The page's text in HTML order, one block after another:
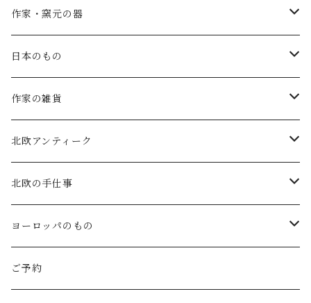
SALE
atelier naruse
atelier naruse (ﾌｫｰﾏﾙ)
MAGALI
Gauze#
ROBE de PEAU
LABORATORY
作家・窯元の器
矢島操(器)
小鹿田焼の器
中川紀夫(器)
斉藤幸代（器）
icura(木工）
でく工房(ガラス)
日本のもの
コーヒーの道具
鳥越の竹細工(岩手)
わら細工たくぼ(宮崎)
南部鉄器(岩手)
佐渡の釜敷(新潟)
作家の雑貨
habotan
幸生窯
kitona(木製ﾌﾞﾛｰﾁ)
edge(革ﾌﾞﾛｰﾁ)
北欧アンティーク
ARABIA・iittala
グラスウェア
Kronjyden/B&G
北欧の手仕事
白樺の雑貨
白樺のオーナメント
ヨーロッパのもの
スウェーデン
ご予約